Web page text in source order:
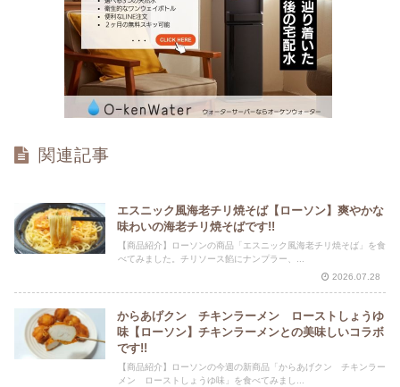
関連記事
エスニック風海老チリ焼そば【ローソン】爽やかな
味わいの海老チリ焼そばです!!
【商品紹介】ローソンの商品「エスニック風海老チリ焼そば」を食
べてみました。チリソース餡にナンプラー、...
2026.07.28
からあげクン チキンラーメン ローストしょうゆ
味【ローソン】チキンラーメンとの美味しいコラボ
です!!
【商品紹介】ローソンの今週の新商品「からあげクン チキンラー
メン ローストしょうゆ味」を食べてみまし...